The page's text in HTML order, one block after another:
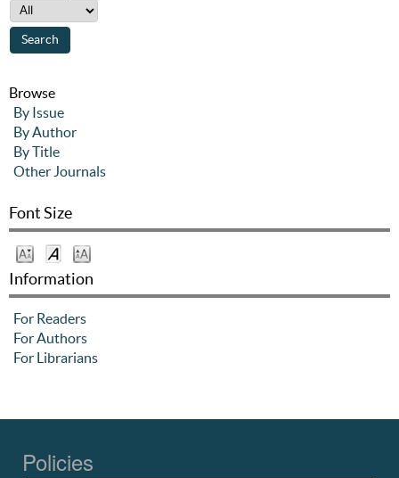
Browse
By Issue
By Author
By Title
Other Journals
Font Size
Information
For Readers
For Authors
For Librarians
Policies